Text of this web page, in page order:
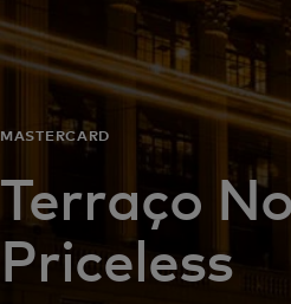
Notícias e
MASTERCARD‎
Terraço
Priceless